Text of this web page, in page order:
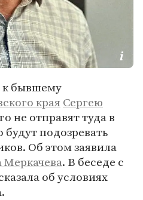
к бывшему
края Сергею
не отправят туда в
подозревать
Об этом заявила
Меркачева. В беседе с
об условиях